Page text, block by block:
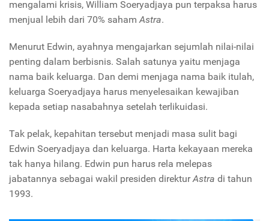
mengalami krisis, William Soeryadjaya pun terpaksa harus
menjual lebih dari 70% sahamAstra.
Menurut Edwin, ayahnya mengajarkan sejumlah nilai-nilai
penting dalam berbisnis. Salah satunya yaitu menjaga
nama baik keluarga. Dan demi menjaga nama baik itulah,
keluarga Soeryadjaya harus menyelesaikan kewajiban
kepada setiap nasabahnya setelah terlikuidasi.
Tak pelak, kepahitan tersebut menjadi masa sulit bagi
Edwin Soeryadjaya dan keluarga. Harta kekayaan mereka
tak hanya hilang. Edwin pun harus rela melepas
jabatannya sebagai wakil presiden direkturAstra di tahun
1993.